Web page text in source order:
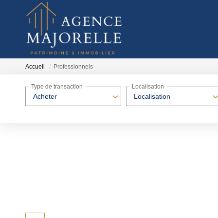
Accueil Professionnels
Acheter
Type de transaction
Localisation
Localisation